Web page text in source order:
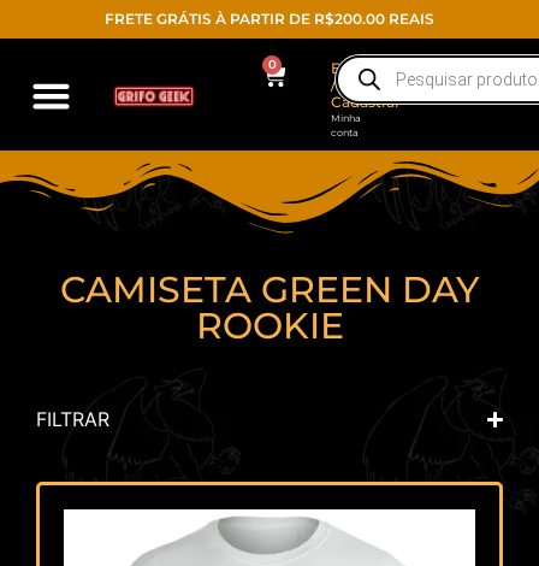
FRETE GRÁTIS À PARTIR DE R$200.00 REAIS
0
Entrar
/
Cadastrar
Minha
conta
CAMISETA GREEN DAY
ROOKIE
FILTRAR